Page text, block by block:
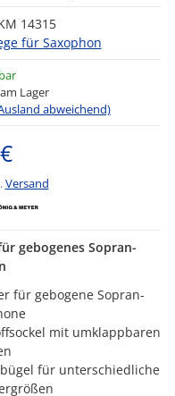
14315
für Saxophon
Lager
abweichend)
Versand
gebogenes Sopran-
für gebogene Sopran-
mit umklappbaren
für unterschiedliche